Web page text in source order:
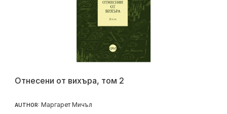
Отнесени от вихъра, том 2
AUTHOR: Маргарет Мичъл